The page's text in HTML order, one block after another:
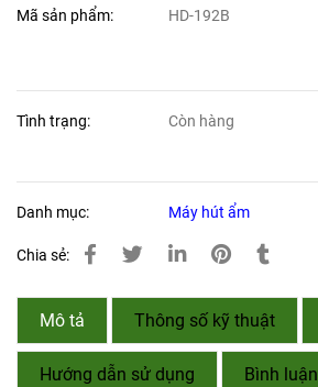
Mã sản phẩm: HD-192B
Tình trạng: Còn hàng
Danh mục: Máy hút ẩm
Chia sẻ:
Mô tả Thông số kỹ thuật
Hướng dẫn sử dụng Bình luận